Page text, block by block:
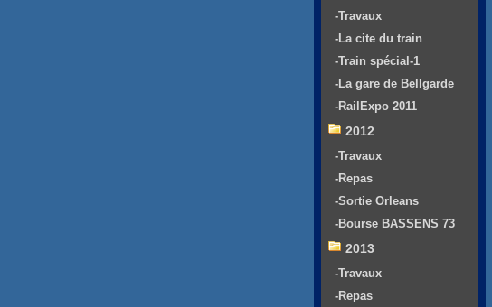
-Travaux
-La cite du train
-Train spécial-1
-La gare de Bellgarde
-RailExpo 2011
2012
-Travaux
-Repas
-Sortie Orleans
-Bourse BASSENS 73
2013
-Travaux
-Repas